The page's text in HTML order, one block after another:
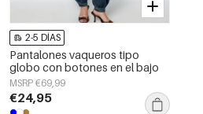
2-5 DÍAS
Pantalones vaqueros tipo
globo con botones en el bajo
MSRP €69,99
€24,95